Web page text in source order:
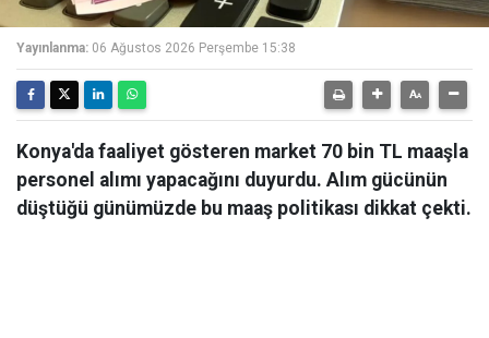
Yayınlanma: 06 Ağustos 2026 Perşembe 15:38
Konya'da faaliyet gösteren market 70 bin TL maaşla
personel alımı yapacağını duyurdu. Alım gücünün
düştüğü günümüzde bu maaş politikası dikkat çekti.